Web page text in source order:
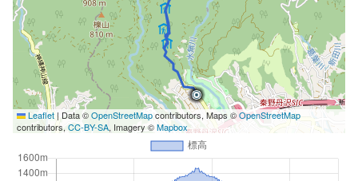
Leaflet| Data ©OpenStreetMapcontributors, Maps ©OpenStreetMap
contributors,CC-BY-SA, Imagery ©Mapbox